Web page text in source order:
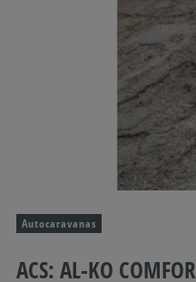
Autocaravanas
ACS: AL-KO